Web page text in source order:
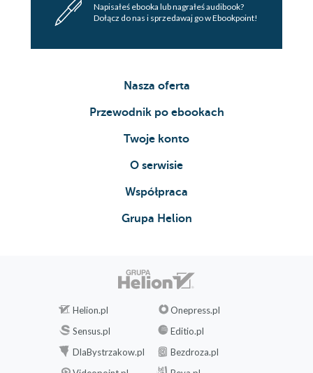
Napisałeś ebooka lub nagrałeś audibook?
Dołącz do nas i sprzedawaj go w Ebookpoint!
Nasza oferta
Przewodnik po ebookach
Twoje konto
O serwisie
Współpraca
Grupa Helion
Helion.pl
Onepress.pl
Sensus.pl
Editio.pl
DlaBystrzakow.pl
Bezdroza.pl